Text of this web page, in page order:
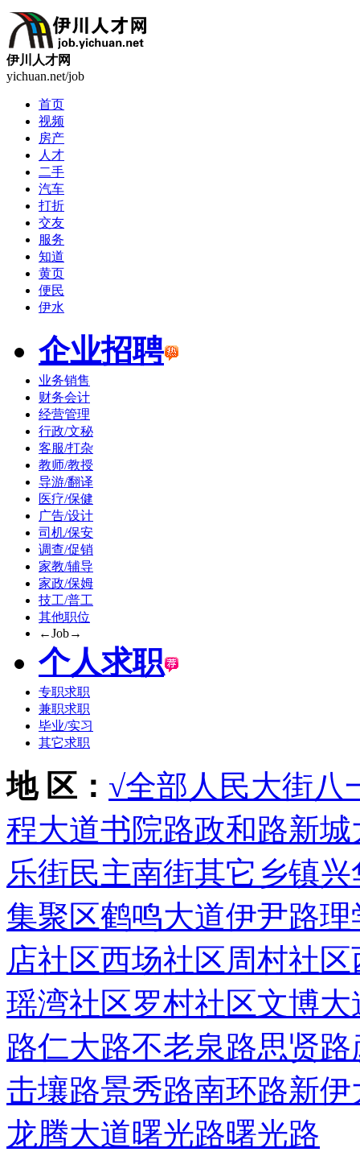
伊川人才网
yichuan.net/job
首页
视频
房产
人才
二手
汽车
打折
交友
服务
知道
黄页
便民
伊水
企业招聘
业务销售
财务会计
经营管理
行政/文秘
客服/打杂
教师/教授
导游/翻译
医疗/保健
广告/设计
司机/保安
调查/促销
家教/辅导
家政/保姆
技工/普工
其他职位
←Job→
个人求职
专职求职
兼职求职
毕业/实习
其它求职
地 区： √全部 人民大街八
程大道书院路政和路新城
乐街民主南街其它乡镇兴
集聚区鹤鸣大道伊尹路理
店社区西场社区周村社区
瑶湾社区罗村社区文博大
路仁大路不老泉路思贤路
击壤路景秀路南环路新伊
龙腾大道曙光路曙光路